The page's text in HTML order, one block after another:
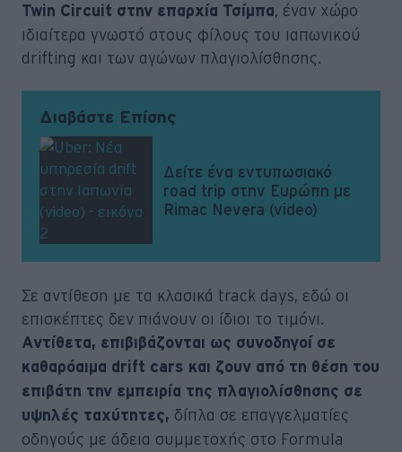
Twin Circuit στην επαρχία Τσίμπα, έναν χώρο
ιδιαίτερα γνωστό στους φίλους του ιαπωνικού
drifting και των αγώνων πλαγιολίσθησης.
Διαβάστε Επίσης
Δείτε ένα εντυπωσιακό
road trip στην Ευρώπη με
Rimac Nevera (video)
Σε αντίθεση με τα κλασικά track days, εδώ οι
επισκέπτες δεν πιάνουν οι ίδιοι το τιμόνι.
Αντίθετα, επιβιβάζονται ως συνοδηγοί σε
καθαρόαιμα drift cars και ζουν από τη θέση του
επιβάτη την εμπειρία της πλαγιολίσθησης σε
υψηλές ταχύτητες, δίπλα σε επαγγελματίες
οδηγούς με άδεια συμμετοχής στο Formula